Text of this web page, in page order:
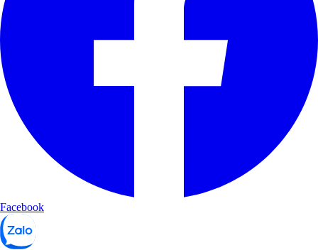
Facebook